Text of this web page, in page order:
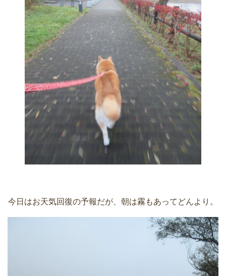
今日はお天気回復の予報だが、朝は霧もあってどんより。